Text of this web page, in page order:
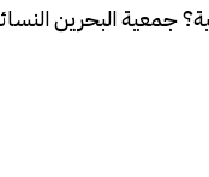
جمعية البحرين